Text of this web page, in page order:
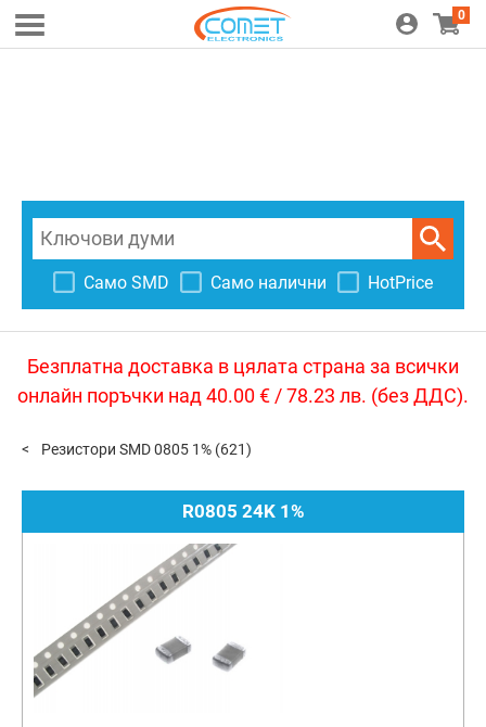
0
Само SMD Само налични HotPrice
Безплатна доставка в цялата страна за всички
онлайн поръчки над 40.00 € / 78.23 лв. (без ДДС).
Резистори SMD 0805 1% (621)
R0805 24K 1%